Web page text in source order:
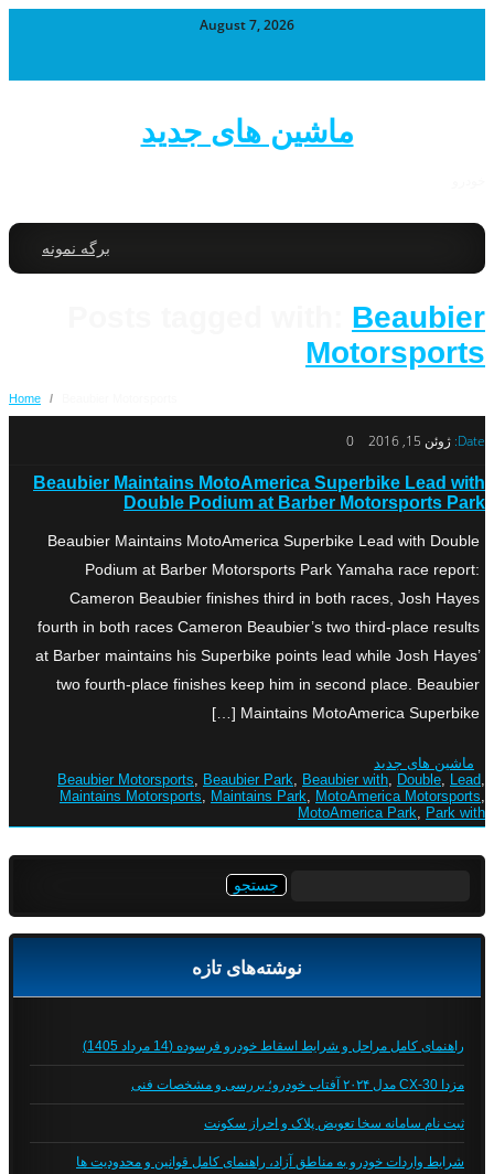
August 7, 2026
ماشین های جدید
برگه نمونه
Beaubier
Motorsports
Home /
Date: ژوئن 15, 2016 0
Beaubier Maintains MotoAmerica Superbike Lead with
Double Podium at Barber Motorsports Park
Beaubier Maintains MotoAmerica Superbike Lead with Double
Podium at Barber Motorsports Park Yamaha race report:
Cameron Beaubier finishes third in both races, Josh Hayes
fourth in both races Cameron Beaubier’s two third-place results
at Barber maintains his Superbike points lead while Josh Hayes’
two fourth-place finishes keep him in second place. Beaubier
Maintains MotoAmerica Superbike […]
ماشین های جدید
Beaubier Motorsports, Beaubier Park, Beaubier with, Double, Lead,
Maintains Motorsports, Maintains Park, MotoAmerica Motorsports,
MotoAmerica Park, Park with
نوشته‌های تازه
راهنمای کامل مراحل و شرایط اسقاط خودرو فرسوده (14 مرداد 1405)
مزدا CX-30 مدل ۲۰۲۴ آفتاب خودرو؛ بررسی و مشخصات فنی
ثبت نام سامانه سخا تعویض پلاک و احراز سکونت
شرایط واردات خودرو به مناطق آزاد، راهنمای کامل قوانین و محدودیت ها